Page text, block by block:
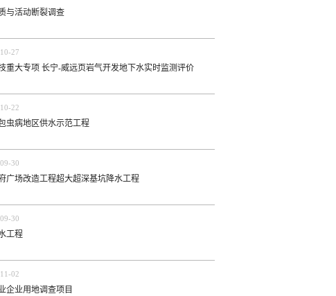
与活动断裂调查
27
重大专项 长宁-威远页岩气开发地下水实时监测评价
22
虫病地区供水示范工程
30
广场改造工程超大超深基坑降水工程
30
工程
02
企业用地调查项目